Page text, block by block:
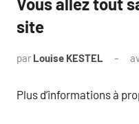
site
par Louise KESTEL
Plus d’informations à